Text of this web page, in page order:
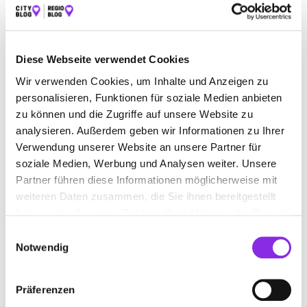
Diese Webseite verwendet Cookies
Wir verwenden Cookies, um Inhalte und Anzeigen zu
personalisieren, Funktionen für soziale Medien anbieten
zu können und die Zugriffe auf unsere Website zu
analysieren. Außerdem geben wir Informationen zu Ihrer
Verwendung unserer Website an unsere Partner für
soziale Medien, Werbung und Analysen weiter. Unsere
Partner führen diese Informationen möglicherweise mit
weiteren Daten zusammen, die Sie ihnen bereitgestellt
Notwendig
Präferenzen
Jetzt geöffnet
BACK 2 MOTION MEDICAL FITNESS
Siemensstr. 14/1 | 88048 Friedrichshafen DE
+49754126158
www.back2motion.de